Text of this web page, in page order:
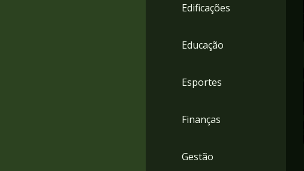
Edificações
Educação
Esportes
Finanças
Gestão